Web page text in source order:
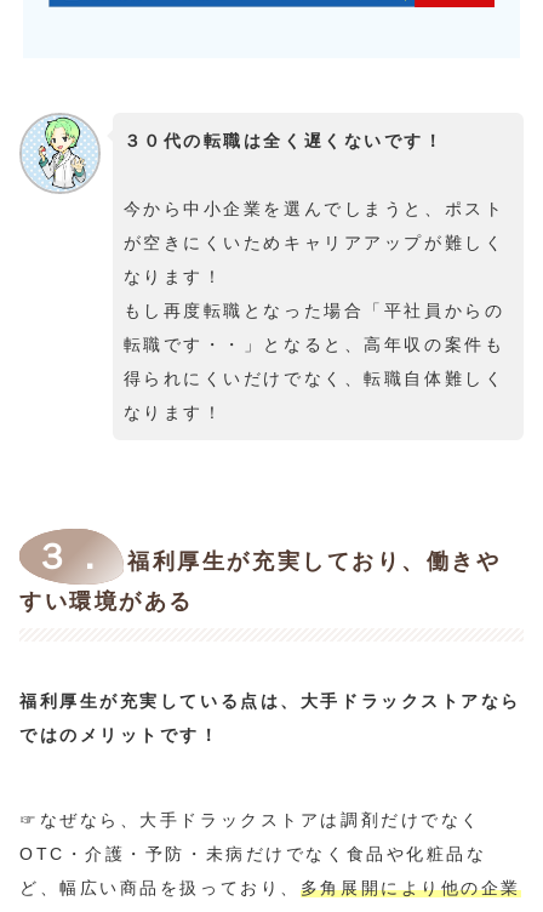
３０代の転職は全く遅くないです！
今から中小企業を選んでしまうと、ポスト
が空きにくいためキャリアアップが難しく
なります！
もし再度転職となった場合「平社員からの
転職です・・」となると、高年収の案件も
得られにくいだけでなく、転職自体難しく
なります！
３．
福利厚生が充実しており、働きや
すい環境がある
福利厚生が充実している点は、大手ドラックストアなら
ではのメリットです！
☞なぜなら、大手ドラックストアは調剤だけでなく
OTC・介護・予防・未病だけでなく食品や化粧品な
ど、幅広い商品を扱っており、 多角展開により他の企業